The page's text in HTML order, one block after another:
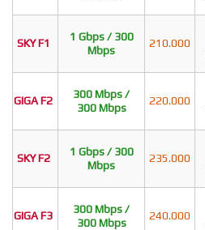
SKY F1
1 Gbps / 300
Mbps
210.000
GIGA F2
300 Mbps /
300 Mbps
220.000
SKY F2
1 Gbps / 300
Mbps
235.000
GIGA F3
300 Mbps /
300 Mbps
240.000